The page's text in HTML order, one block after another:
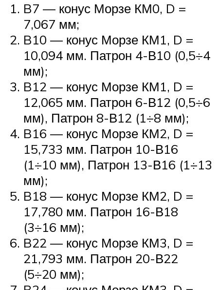
B7 — конус Морзе КМ0, D =
7,067 мм;
B10 — конус Морзе КМ1, D =
10,094 мм. Патрон 4-В10 (0,5÷4
мм);
B12 — конус Морзе КМ1, D =
12,065 мм. Патрон 6-В12 (0,5÷6
мм), Патрон 8-В12 (1÷8 мм);
B16 — конус Морзе КМ2, D =
15,733 мм. Патрон 10-В16
(1÷10 мм), Патрон 13-В16 (1÷13
мм);
B18 — конус Морзе КМ2, D =
17,780 мм. Патрон 16-В18
(3÷16 мм);
B22 — конус Морзе КМ3, D =
21,793 мм. Патрон 20-В22
(5÷20 мм);